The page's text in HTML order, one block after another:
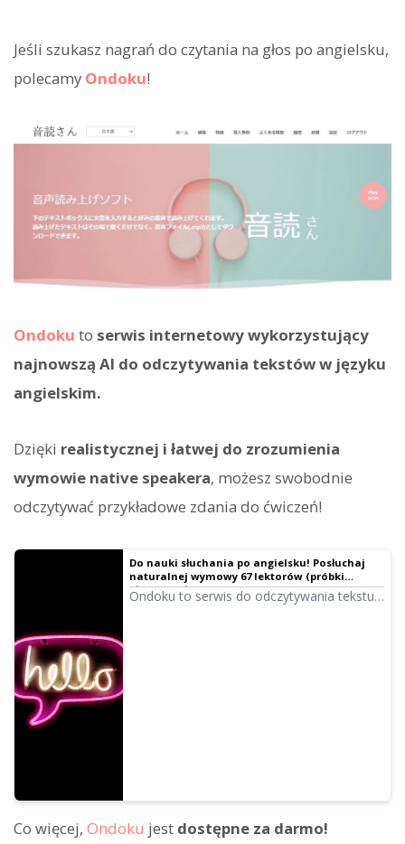
Jeśli szukasz nagrań do czytania na głos po angielsku,
polecamy Ondoku!
Ondoku to serwis internetowy wykorzystujący
najnowszą AI do odczytywania tekstów w języku
angielskim.
Dzięki realistycznej i łatwej do zrozumienia
wymowie native speakera, możesz swobodnie
odczytywać przykładowe zdania do ćwiczeń!
Do nauki słuchania po angielsku! Posłuchaj
naturalnej wymowy 67 lektorów (próbki
głosów). Głosy kobiece, męskie, dziewczęce i
chłopięce! | Program do odczytywania tekstu
Ondoku to serwis do odczytywania tekstu,
Co więcej, Ondoku jest dostępne za darmo!